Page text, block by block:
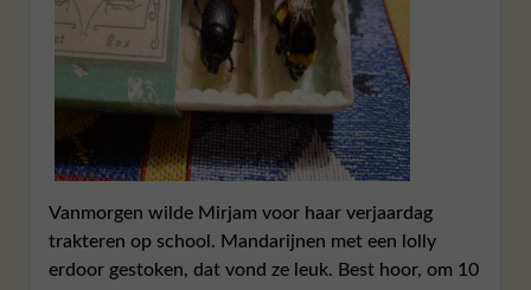
Vanmorgen wilde Mirjam voor haar verjaardag
trakteren op school. Mandarijnen met een lolly
erdoor gestoken, dat vond ze leuk. Best hoor, om 10